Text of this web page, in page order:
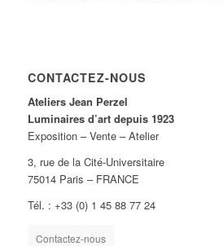
CONTACTEZ-NOUS
Ateliers Jean Perzel
Luminaires d’art depuis 1923
Exposition – Vente – Atelier
3, rue de la Cité-Universitaire
75014 Paris – FRANCE
Tél. : +33 (0) 1 45 88 77 24
Contactez-nous